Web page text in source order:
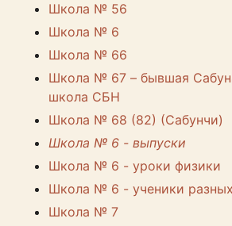
Школа № 56
Школа № 6
Школа № 66
Школа № 67 – бывшая
школа СБН
Школа № 68 (82) (Сабунчи)
Школа № 6 - выпуски
Школа № 6 - уроки физики
Школа № 6 - ученики
Школа № 7